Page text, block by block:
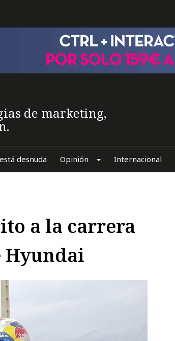
de marketing,
desnuda Opinión Internacional
a la carrera
Hyundai